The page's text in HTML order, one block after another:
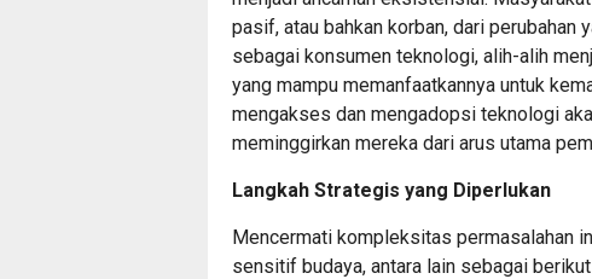
pasif, atau bahkan korban, dari
sebagai konsumen teknologi, alih-alih
yang mampu memanfaatkannya untuk
mengakses dan mengadopsi teknologi
meminggirkan mereka dari arus utama
Langkah Strategis yang Diperlukan
Mencermati kompleksitas permasalahan
sensitif budaya, antara lain sebagai berikut